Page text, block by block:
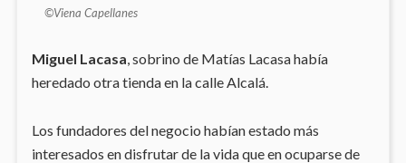
©Viena Capellanes
Miguel Lacasa, sobrino de Matías Lacasa había
heredado otra tienda en la calle Alcalá.
Los fundadores del negocio habían estado más
interesados en disfrutar de la vida que en ocuparse de